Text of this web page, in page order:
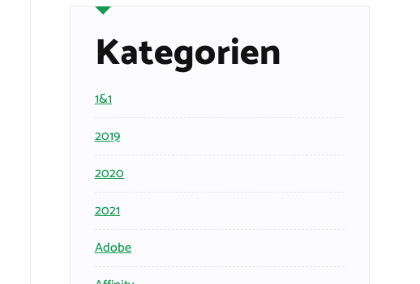
Kategorien
1&1
2019
2020
2021
Adobe